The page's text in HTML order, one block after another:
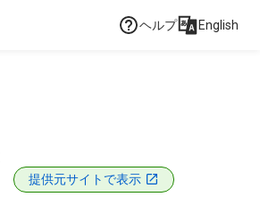
ヘルプ English
提供元サイトで表示